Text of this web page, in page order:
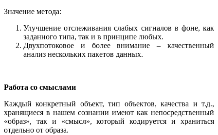
Значение метода:
Улучшение отслеживания слабых сигналов в фоне, как
заданного типа, так и в принципе любых.
Двухпотоковое и более внимание – качественный
анализ нескольких пакетов данных.
Работа со смыслами
Каждый конкретный объект, тип объектов, качества и т.д.,
хранящиеся в нашем сознании имеют как непосредственный
«образ», так и «смысл», который кодируется и храниться
отдельно от образа.